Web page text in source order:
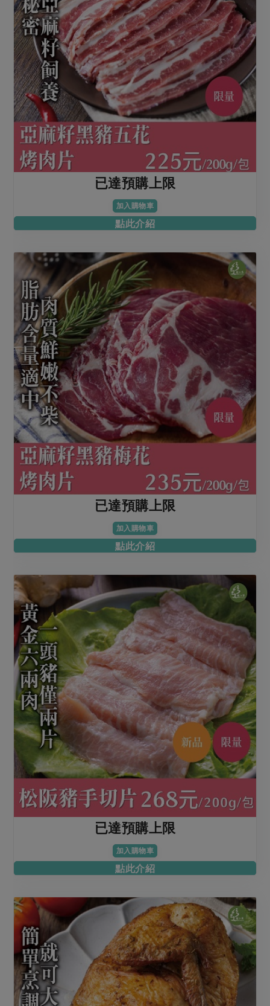
已達預購上限
加入購物車
點此介紹
已達預購上限
加入購物車
點此介紹
已達預購上限
加入購物車
點此介紹